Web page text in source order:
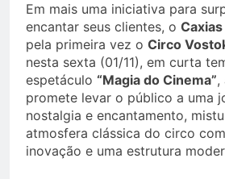
Em mais uma iniciativa para
encantar seus clientes, o
pela primeira vez o Circo
nesta sexta (01/11), em curta
espetáculo “Magia do Cinema”,
promete levar o público a uma
nostalgia e encantamento,
atmosfera clássica do circo
inovação e uma estrutura